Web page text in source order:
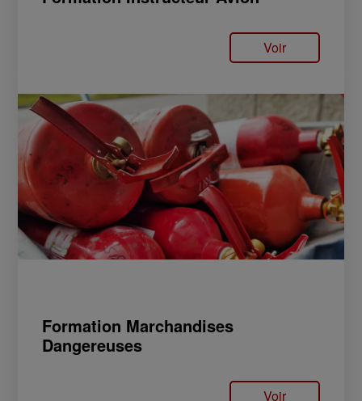
Voir
Formation Marchandises
Dangereuses
Voir